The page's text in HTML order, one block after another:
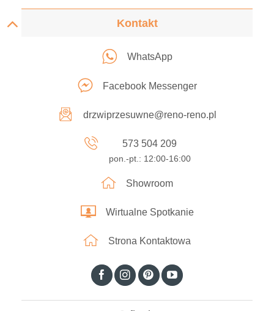
Kontakt
WhatsApp
Facebook Messenger
drzwiprzesuwne@reno-reno.pl
573 504 209
pon.-pt.: 12:00-16:00
Showroom
Wirtualne Spotkanie
Strona Kontaktowa